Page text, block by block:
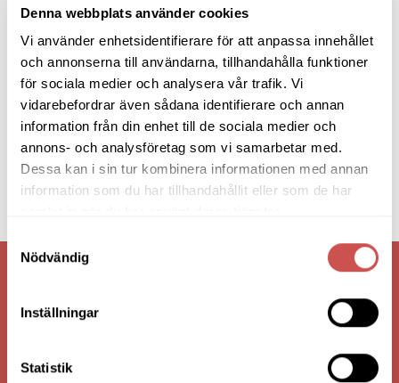
Denna webbplats använder cookies
Vi använder enhetsidentifierare för att anpassa innehållet
och annonserna till användarna, tillhandahålla funktioner
för sociala medier och analysera vår trafik. Vi
vidarebefordrar även sådana identifierare och annan
information från din enhet till de sociala medier och
annons- och analysföretag som vi samarbetar med.
Dessa kan i sin tur kombinera informationen med annan
information som du har tillhandahållit eller som de har
Samtyckesval
Nödvändig
Inställningar
Statistik
Webbplats